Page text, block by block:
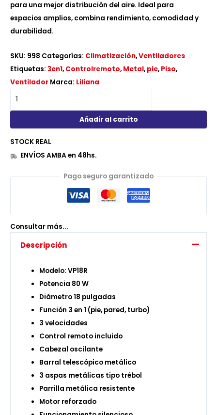
para una mejor distribución del aire. Ideal para
espacios amplios, combina rendimiento, comodidad y
durabilidad.
SKU: 998 Categorías: Climatización,Ventiladores
Etiquetas:3en1, Controlremoto, Metal, pie, Piso,
Ventilador Marca: Liliana
Añadir al carrito
STOCK REAL
ENVÍOS AMBA en 48hs.
Pago seguro garantizado
Consultar más...
Descripción
Modelo: VP18R
Potencia 80 W
Diámetro 18 pulgadas
Función 3 en 1 (pie, pared, turbo)
3 velocidades
Control remoto incluido
Cabezal oscilante
Barral telescópico metálico
3 aspas metálicas tipo trébol
Parrilla metálica resistente
Motor reforzado